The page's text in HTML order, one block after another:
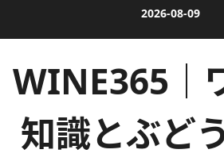
2026-08-09
WINE365｜
知識とぶど